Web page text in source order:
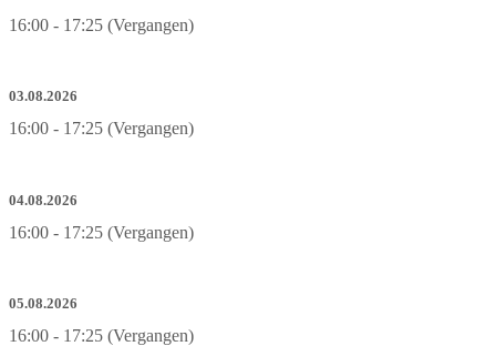
16:00 - 17:25 (Vergangen)
03.08.2026
16:00 - 17:25 (Vergangen)
04.08.2026
16:00 - 17:25 (Vergangen)
05.08.2026
16:00 - 17:25 (Vergangen)